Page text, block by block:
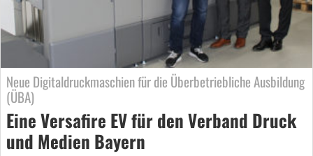
Neue Digitaldruckmaschien für die Überbetriebliche Ausbildung
(ÜBA)
Eine Versafire EV für den Verband Druck
und Medien Bayern